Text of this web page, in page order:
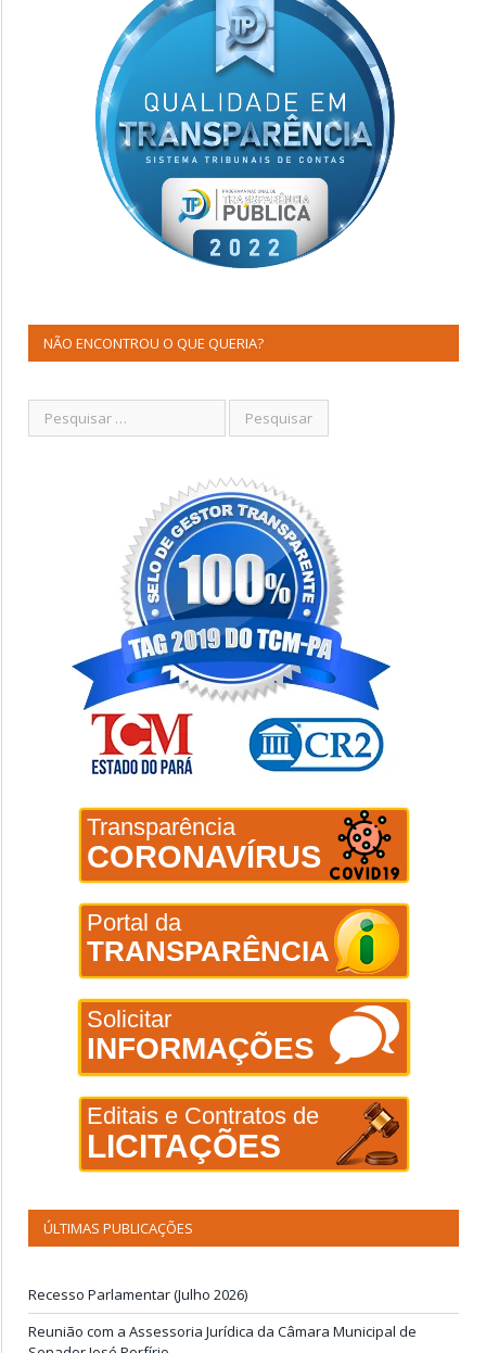
NÃO ENCONTROU O QUE QUERIA?
Transparência
CORONAVÍRUS
Portal da
TRANSPARÊNCIA
Solicitar
INFORMAÇÕES
Editais e Contratos de
LICITAÇÕES
ÚLTIMAS PUBLICAÇÕES
Recesso Parlamentar (Julho 2026)
Reunião com a Assessoria Jurídica da Câmara Municipal de